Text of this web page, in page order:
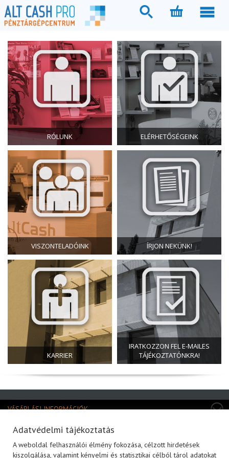
RÓLUNK ELÉRHETŐSÉGEINK
VISZONTELADÓINK ÍRJON NEKÜNK!
KARRIER
IRATKOZZON FEL E-MAILES
TÁJÉKOZTATÓNKRA!
VÁSÁRLÁSI INFORMÁCIÓK
TERMÉKKATEGÓRIÁK
MÁRKÁK
Adatvédelmi tájékoztatás
A weboldal felhasználói élmény fokozása, célzott hirdetések
kiszolgálása, valamint kényelmi és statisztikai célból tárol adatokat